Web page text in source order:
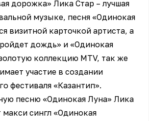
дорожка» Лика Стар – лучшая
музыке, песня «Одинокая
визитной карточкой артиста, а
дождь» и «Одинокая
коллекцию MTV, так же
участие в создании
фестиваля «Казантип».
песню «Одинокая Луна» Лика
сингл «Одинокая